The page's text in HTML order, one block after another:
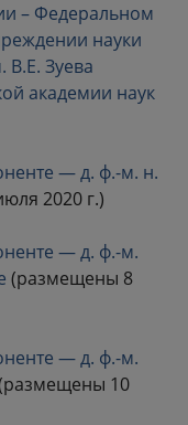
– Федеральном
науки
В.Е. Зуева
академии наук
— д. ф.-м. н.
2020 г.)
— д. ф.-м.
(размещены 8
— д. ф.-м.
10